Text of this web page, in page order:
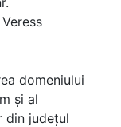
domeniului
şi al
din judeţul